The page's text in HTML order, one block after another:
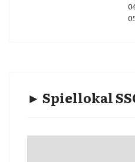
► Spiellokal